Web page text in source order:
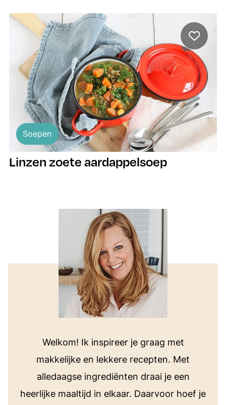
Soepen
Linzen zoete aardappelsoep
Welkom! Ik inspireer je graag met
makkelijke en lekkere recepten. Met
alledaagse ingrediënten draai je een
heerlijke maaltijd in elkaar. Daarvoor hoef je